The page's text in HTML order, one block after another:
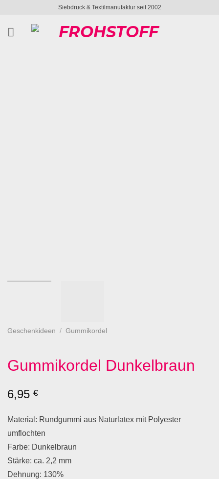
springen
Siebdruck & Textilmanufaktur seit 2002
Geschenkideen / Gummikordel
Gummikordel Dunkelbraun
6,95 €
Material: Rundgummi aus Naturlatex mit Polyester
umflochten
Farbe: Dunkelbraun
Stärke: ca. 2,2 mm
Dehnung: 130%